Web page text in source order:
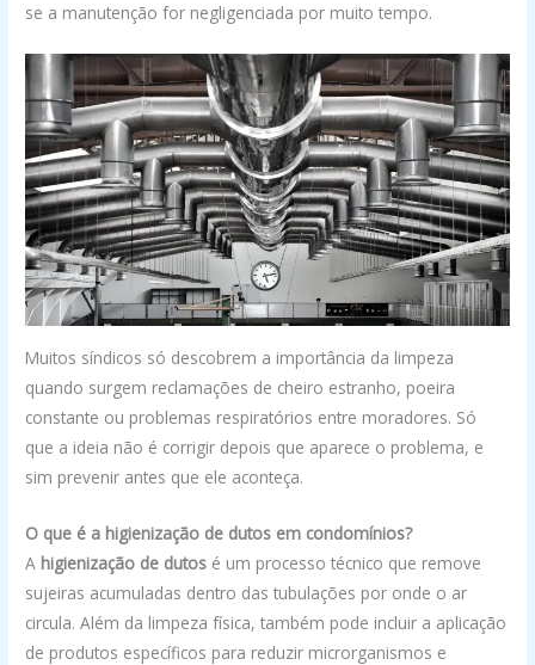
se a manutenção for negligenciada por muito tempo.
Muitos síndicos só descobrem a importância da limpeza
quando surgem reclamações de cheiro estranho, poeira
constante ou problemas respiratórios entre moradores. Só
que a ideia não é corrigir depois que aparece o problema, e
sim prevenir antes que ele aconteça.
O que é a higienização de dutos em condomínios?
A higienização de dutos é um processo técnico que remove
sujeiras acumuladas dentro das tubulações por onde o ar
circula. Além da limpeza física, também pode incluir a aplicação
de produtos específicos para reduzir microrganismos e